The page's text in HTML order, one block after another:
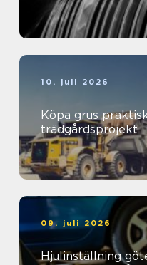
10. juli 2026
Köpa grus praktisk guide för bygg- och
trädgårdsprojekt
09. juli 2026
Hjulinställning göteborg